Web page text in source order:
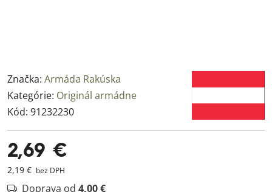
Značka: Armáda Rakúska
Kategórie: Originál armádne
Kód: 91232230
2,69 €
2,19 € bez DPH
Doprava od 4,00 €